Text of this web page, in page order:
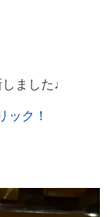
ました♩
ック！